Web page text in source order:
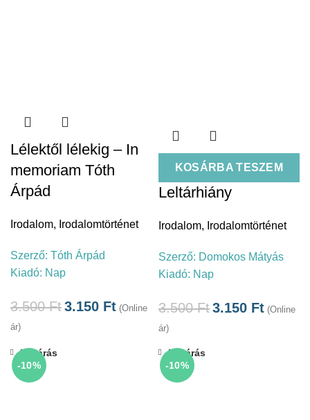
Lélektől lélekig – In
memoriam Tóth
Árpád
Irodalom, Irodalomtörténet
Szerző: Tóth Árpád
Kiadó: Nap
3.500Ft3.150 Ft (Online
ár)
KOSÁRBA TESZEM
Leltárhiány
Irodalom, Irodalomtörténet
Szerző: Domokos Mátyás
Kiadó: Nap
3.500Ft3.150 Ft (Online
ár)
-10%
Bezárás
-10%
Bezárás